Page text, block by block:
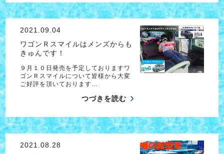
2021.09.04
ワゴンＲスマイルはメンズからも
きゅんです！
９月１０日発売を予定しておりますワ
ゴンＲスマイルについて皆様から大変
ご好評を頂いております…
つづきを読む
2021.08.28